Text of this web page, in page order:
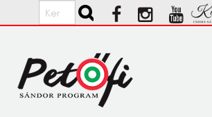
Ugrás a tartalomra
Keresés